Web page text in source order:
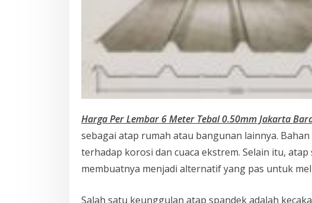
Harga Per Lembar 6 Meter Tebal 0.50mm Jakarta
sebagai atap rumah atau bangunan lainnya.
terhadap korosi dan cuaca ekstrem. Selain itu,
membuatnya menjadi alternatif yang pas untuk
Salah satu keunggulan atap spandek adalah